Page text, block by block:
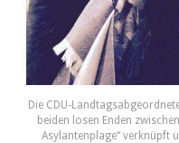
Die CDU-
beiden losen Enden
Asylantenplage“ verknüpft